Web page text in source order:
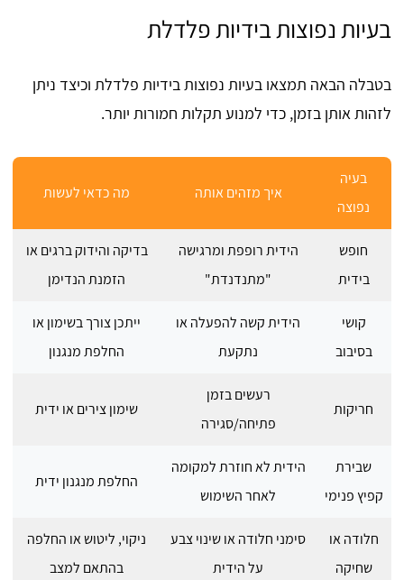
בעיות נפוצות בידיות פלדלת
בטבלה הבאה תמצאו בעיות נפוצות בידיות פלדלת וכיצד ניתן
לזהות אותן בזמן, כדי למנוע תקלות חמורות יותר.
בעיה
נפוצה
איך מזהים אותה מה כדאי לעשות
חופש
בידית
הידית רופפת ומרגישה
"מתנדנדת"
בדיקה והידוק ברגים או
הזמנת הנדימן
קושי
בסיבוב
הידית קשה להפעלה או
נתקעת
ייתכן צורך בשימון או
החלפת מנגנון
חריקות
רעשים בזמן
פתיחה/סגירה
שימון צירים או ידית
שבירת
קפיץ פנימי
הידית לא חוזרת למקומה
לאחר השימוש
החלפת מנגנון ידית
חלודה או
שחיקה
סימני חלודה או שינוי צבע
על הידית
ניקוי, ליטוש או החלפה
בהתאם למצב